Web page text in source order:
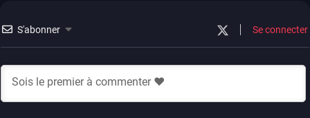
S'abonner Se connecter